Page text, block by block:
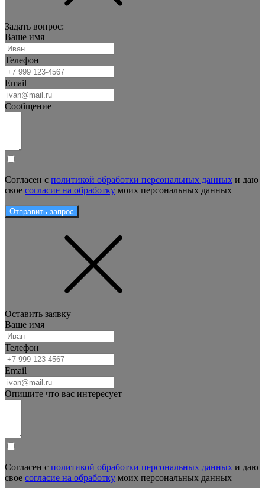
Задать вопрос:
Ваше имя
Телефон
Email
Сообщение
Согласен с политикой обработки персональных данных и даю
свое согласие на обработку моих персональных данных
Отправить запрос
Оставить заявку
Ваше имя
Телефон
Email
Опишите что вас интересует
Согласен с политикой обработки персональных данных и даю
свое согласие на обработку моих персональных данных